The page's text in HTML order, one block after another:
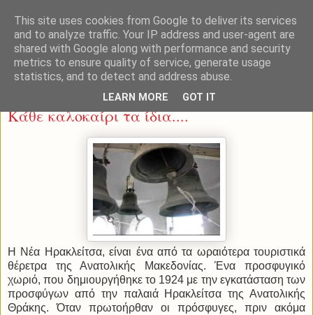
Δευτέρα 30 Ιουνίου 2014
Κάθε καλοκαίρι τα ίδια....
Η Νέα Ηρακλείτσα, είναι ένα από τα ωραιότερα τουριστικά
θέρετρα της Ανατολικής Μακεδονίας. Ένα προσφυγικό
χωριό, που δημιουργήθηκε το 1924 με την εγκατάσταση των
προσφύγων από την παλαιά Ηρακλείτσα της Ανατολικής
Θράκης. Όταν πρωτοήρθαν οι πρόσφυγες, πριν ακόμα
This site uses cookies from Google to deliver its services
and to analyze traffic. Your IP address and user-agent are
shared with Google along with performance and security
metrics to ensure quality of service, generate usage
statistics, and to detect and address abuse.
LEARN MORE GOT IT